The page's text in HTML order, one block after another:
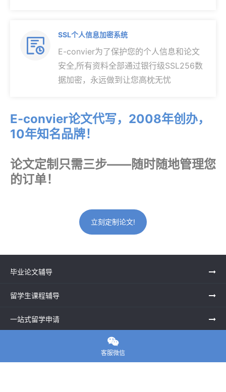

SSL个人信息加密系统
E-convier为了保护您的个人信息和论文
安全,所有资料全部通过银行级SSL256数
据加密，永远做到让您高枕无忧
E-convier论文代写，2008年创办，
10年知名品牌！
论文定制只需三步——随时随地管理您
的订单！
立刻定制论文!
毕业论文辅导
留学生课程辅导
一站式留学申请

客服微信